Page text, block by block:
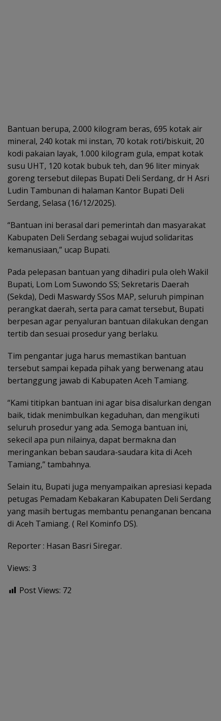
Bantuan berupa, 2.000 kilogram beras, 695 kotak air
mineral, 240 kotak mi instan, 70 kotak roti/biskuit, 20
kodi pakaian layak, 1.000 kilogram gula, empat kotak
susu UHT, 120 kotak bubuk teh, dan 96 liter minyak
goreng tersebut dilepas Bupati Deli Serdang, dr H Asri
Ludin Tambunan di halaman Kantor Bupati Deli
Serdang, Selasa (16/12/2025).
“Bantuan ini berasal dari pemerintah dan masyarakat
Kabupaten Deli Serdang sebagai wujud solidaritas
kemanusiaan,” ucap Bupati.
Pada pelepasan bantuan yang dihadiri pula oleh Wakil
Bupati, Lom Lom Suwondo SS; Sekretaris Daerah
(Sekda), Dedi Maswardy SSos MAP, seluruh pimpinan
perangkat daerah, serta para camat tersebut, Bupati
berpesan agar penyaluran bantuan dilakukan dengan
tertib dan sesuai prosedur yang berlaku.
Tim pengantar juga harus memastikan bantuan
tersebut sampai kepada pihak yang berwenang atau
bertanggung jawab di Kabupaten Aceh Tamiang.
“Kami titipkan bantuan ini agar bisa disalurkan dengan
baik, tidak menimbulkan kegaduhan, dan mengikuti
seluruh prosedur yang ada. Semoga bantuan ini,
sekecil apa pun nilainya, dapat bermakna dan
meringankan beban saudara-saudara kita di Aceh
Tamiang,” tambahnya.
Selain itu, Bupati juga menyampaikan apresiasi kepada
petugas Pemadam Kebakaran Kabupaten Deli Serdang
yang masih bertugas membantu penanganan bencana
di Aceh Tamiang. ( Rel Kominfo DS).
Reporter : Hasan Basri Siregar.
Views: 3
Post Views: 72